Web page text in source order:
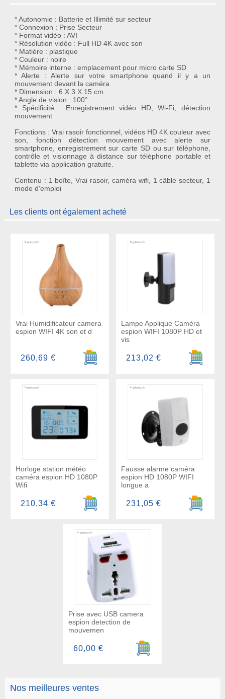
Nos meilleures ventes
* Autonomie : Batterie et Illimité sur secteur
* Connexion : Prise Secteur
* Format vidéo : AVI
* Résolution vidéo : Full HD 4K avec son
* Matière : plastique
* Couleur : noire
* Mémoire interne : emplacement pour micro carte SD
* Alerte : Alerte sur votre smartphone quand il y a un
mouvement devant la caméra
* Dimension : 6 X 3 X 15 cm
* Angle de vision : 100°
* Spécificité : Enregistrement vidéo HD, Wi-Fi, détection
mouvement
Fonctions : Vrai rasoir fonctionnel, vidéos HD 4K couleur avec
son, fonction détection mouvement avec alerte sur
smartphone, enregistrement sur carte SD ou sur téléphone,
contrôle et visionnage à distance sur téléphone portable et
tablette via application gratuite.
Contenu : 1 boîte, Vrai rasoir, caméra wifi, 1 câble secteur, 1
mode d'emploi
Les clients ont également acheté
Vrai Humidificateur camera
espion WIFI 4K son et d
Ajouter au panier
260,69 €
Lampe Applique Caméra
espion WIFI 1080P HD et
vis
Ajouter
213,02 €
Horloge station météo
caméra espion HD 1080P
Wifi
Ajouter au panier
210,34 €
Fausse alarme caméra
espion HD 1080P WIFI
longue a
Ajouter
231,05 €
Prise avec USB camera
espion detection de
mouvemen
Ajouter au panier
60,00 €